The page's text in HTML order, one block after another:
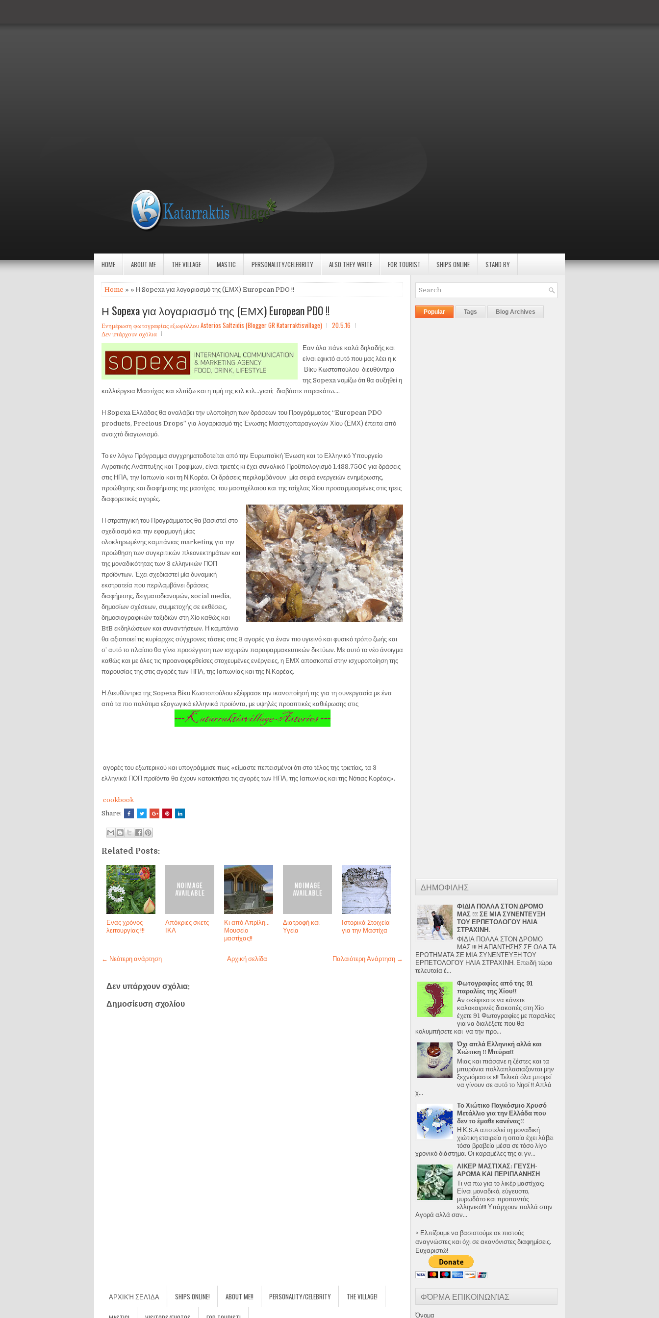
HOME ABOUT ME THE VILLAGE MASTIC PERSONALITY/CELEBRITY ALSO THEY WRITE FOR TOURIST SHIPS ONLINE STAND BY
Home » » Η Sopexa για λογαριασμό της (ΕΜΧ) European PDO !!
Η Sopexa για λογαριασμό της (ΕΜΧ) European PDO !!
Ενημέρωση φωτογραφίας εξωφύλλου Asterios Saltzidis (Blogger GR Katarraktisvillage)
20.5.16
Δεν υπάρχουν σχόλια
Εαν όλα πάνε καλά δηλαδής και
είναι εφικτό αυτό που μας λέει η κ
Βίκυ Κωστοπούλου διευθύντρια
της Sopexa νομίζω ότι θα αυξηθεί η
καλλιέργεια Μαστίχας και ελπίζω και η τιμή της κτλ κτλ...γιατί; διαβάστε παρακάτω....
Η Sopexa Ελλάδας θα αναλάβει την υλοποίηση των δράσεων του Προγράμματος “European PDO
products, Precious Drops” για λογαριασμό της Ένωσης Μαστιχοπαραγωγών Χίου (ΕΜΧ) έπειτα από
ανοιχτό διαγωνισμό.
Το εν λόγω Πρόγραμμα συγχρηματοδοτείται από την Ευρωπαϊκή Ένωση και το Ελληνικό Υπουργείο
Αγροτικής Ανάπτυξης και Τροφίμων, είναι τριετές κι έχει συνολικό Προϋπολογισμό 1.488.750€ για δράσεις
στις ΗΠΑ, την Ιαπωνία και τη Ν.Κορέα. Οι δράσεις περιλαμβάνουν μία σειρά ενεργειών ενημέρωσης,
προώθησης και διαφήμισης της μαστίχας, του μαστιχέλαιου και της τσίχλας Χίου προσαρμοσμένες στις τρεις
διαφορετικές αγορές.
Η στρατηγική του Προγράμματος θα βασιστεί στο
σχεδιασμό και την εφαρμογή μίας
ολοκληρωμένης καμπάνιας marketing για την
προώθηση των συγκριτικών πλεονεκτημάτων και
της μοναδικότητας των 3 ελληνικών ΠΟΠ
προϊόντων. Έχει σχεδιαστεί μία δυναμική
εκστρατεία που περιλαμβάνει δράσεις
διαφήμισης, δειγματοδιανομών, social media,
δημοσίων σχέσεων, συμμετοχής σε εκθέσεις,
δημοσιογραφικών ταξιδιών στη Χίο καθώς και
BtB εκδηλώσεων και συναντήσεων. Η καμπάνια
θα αξιοποιεί τις κυρίαρχες σύγχρονες τάσεις στις 3 αγορές για έναν πιο υγιεινό και φυσικό τρόπο ζωής και
σ’ αυτό το πλαίσιο θα γίνει προσέγγιση των ισχυρών παραφαρμακευτικών δικτύων. Με αυτό το νέο άνοιγμα
καθώς και με όλες τις προαναφερθείσες στοχευμένες ενέργειες, η ΕΜΧ αποσκοπεί στην ισχυροποίηση της
παρουσίας της στις αγορές των ΗΠΑ, της Ιαπωνίας και της Ν.Κορέας.
Η Διευθύντρια της Sopexa Βίκυ Κωστοπούλου εξέφρασε την ικανοποίησή της για τη συνεργασία με ένα
από τα πιο πολύτιμα εξαγωγικά ελληνικά προϊόντα, με υψηλές προοπτικές καθιέρωσης στις
αγορές του εξωτερικού και υπογράμμισε πως «είμαστε πεπεισμένοι ότι στο τέλος της τριετίας, τα 3
ελληνικά ΠΟΠ προϊόντα θα έχουν κατακτήσει τις αγορές των ΗΠΑ, της Ιαπωνίας και της Νότιας Κορέας».
cookbook
Share:
Related Posts:
Ενας χρόνος
λειτουργίας !!!
Απόκριες σκετς
ΙΚΑ
Κι από Απρίλη…
Μουσείο
μαστίχας!!
Διατροφή και
Υγεία
Ιστορικά Στοιχεία
για την Μαστίχα
← Νεότερη ανάρτηση Παλαιότερη Ανάρτηση →
Αρχική σελίδα
Δεν υπάρχουν σχόλια:
Δημοσίευση σχολίου
ΑΡΧΙΚΉ ΣΕΛΊΔΑ SHIPS ONLINE! ABOUT ME!! PERSONALITY/CELEBRITY THE VILLAGE!
Popular Tags Blog Archives
ΔΗΜΟΦΙΛΗΣ
ΦΙΔΙΑ ΠΟΛΛΑ ΣΤΟΝ ΔΡΟΜΟ
ΜΑΣ !!! ΣΕ ΜΙΑ ΣΥΝΕΝΤΕΥΞΗ
ΤΟΥ ΕΡΠΕΤΟΛΟΓΟΥ ΗΛΙΑ
ΣΤΡΑΧΙΝΗ.
ΦΙΔΙΑ ΠΟΛΛΑ ΣΤΟΝ ΔΡΟΜΟ
ΜΑΣ !!! Η ΑΠΑΝΤΗΣΗΣ ΣΕ ΟΛΑ ΤΑ
ΕΡΩΤΗΜΑΤΑ ΣΕ ΜΙΑ ΣΥΝΕΝΤΕΥΞΗ ΤΟΥ
ΕΡΠΕΤΟΛΟΓΟΥ ΗΛΙΑ ΣΤΡΑΧΙΝΗ. Επειδή τώρα
τελευταία έ...
Φωτογραφίες από της 91
παραλίες της Χίου!!
Αν σκέφτεστε να κάνετε
καλοκαιρινές διακοπές στη Χίο
έχετε 91 Φωτογραφίες με παραλίες
για να διαλέξετε που θα
κολυμπήσετε και να την προ...
Όχι απλά Ελληνική αλλά και
Χιώτικη !! Μπύρα!!
Μιας και πιάσανε η ζέστες και τα
μπυρόνια πολλαπλασιαζονται μην
ξεχνιόμαστε ε!! Τελικά όλα μπορεί
να γίνουν σε αυτό το Νησί !! Απλά
χ...
Το Χιώτικο Παγκόσμιο Χρυσό
Μετάλλιο για την Ελλάδα που
δεν το έμαθε κανένας!!
Η Κ.S.A αποτελεί τη μοναδική
χιώτικη εταιρεία η οποία έχει λάβει
τόσα βραβεία μέσα σε τόσο λίγο
χρονικό διάστημα. Οι καραμέλες της οι γν...
ΛΙΚΕΡ ΜΑΣΤΙΧΑΣ: ΓΕΥΣΗ-
ΑΡΩΜΑ ΚΑΙ ΠΕΡΙΠΛΑΝΗΣΗ
Τι να πω για το λικέρ μαστίχας;
Είναι μοναδικό, εύγευστο,
μυρωδάτο και προπαντός
ελληνικό!!! Υπάρχουν πολλά στην
Αγορά αλλά σαν...
> Ελπίζουμε να βασιστούμε σε πιστούς
αναγνώστες και όχι σε ακανόνιστες διαφημίσεις.
Ευχαριστώ!
ΦΌΡΜΑ ΕΠΙΚΟΙΝΩΝΊΑΣ
Όνομα